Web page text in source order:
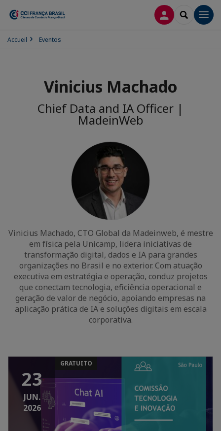
CONEXÃOSEARCH
Accueil Eventos
Vinicius Machado
Chief Data and IA Officer |
MadeinWeb
Vinicius Machado, CTO Global da Madeinweb, é mestre
em física pela Unicamp, lidera iniciativas de
transformação digital, dados e IA para grandes
organizações no Brasil e no exterior. Com atuação
executiva em estratégia e operação, conduz projetos
que conectam tecnologia, eficiência operacional e
geração de valor de negócio, apoiando empresas na
aplicação prática de IA e soluções digitais em escala
corporativa.
23
JUN.
2026
GRATUITO